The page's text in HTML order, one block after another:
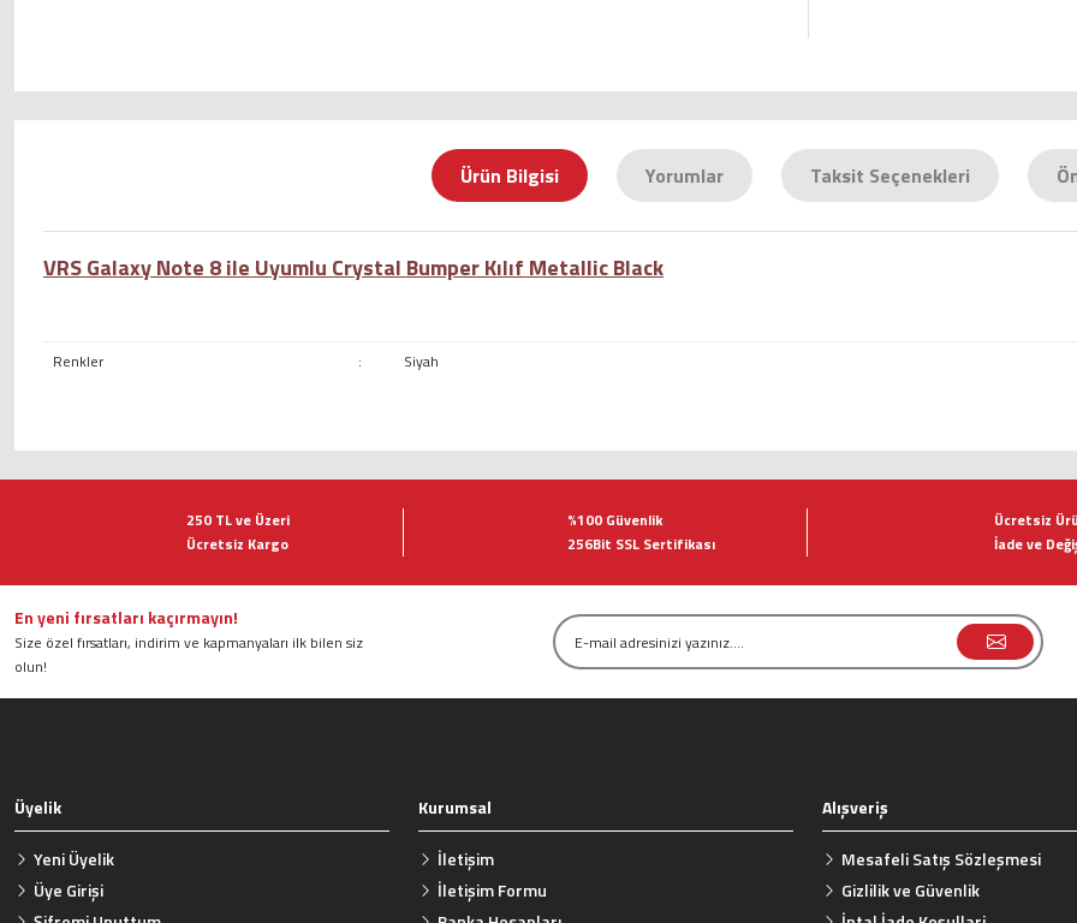
Ürün Bilgisi Yorumlar Taksit Seçenekleri
VRS Galaxy Note 8 ile Uyumlu Crystal Bumper Kılıf Metallic Black
Renkler : Siyah
Görüş ve önerileriniz için teşekkür ederiz.
Ürün resmi kalitesiz, bozuk veya görüntülenemiyor.
Ürün bilgilerinde hatalar bulunuyor.
Ürün fiyatı diğer sitelerden daha pahalı.
250 TL ve Üzeri
Ücretsiz Kargo
%100 Güvenlik
256Bit SSL Sertifikası
Ücretsiz
İade ve
En yeni fırsatları kaçırmayın!
Size özel fırsatları, indirim ve kapmanyaları ilk bilen siz
olun!
Üyelik
Yeni Üyelik
Üye Girişi
Kurumsal
İletişim
İletişim Formu
Alışveriş
Mesafeli Satış Sözleşmesi
Gizlilik ve Güvenlik